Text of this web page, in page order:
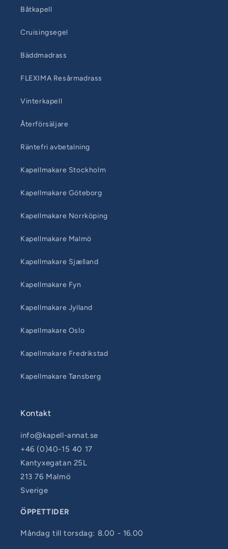
Båtkapell
Cruisingsegel
Bäddmadrass
FLEXIMA Resårmadrass
Vinterkapell
Återförsäljare
Räntefri avbetalning
Kapellmakare Stockholm
Kapellmakare Göteborg
Kapellmakare Norrköping
Kapellmakare Malmö
Kapellmakare Sjælland
Kapellmakare Fyn
Kapellmakare Jylland
Kapellmakare Oslo
Kapellmakare Fredrikstad
Kapellmakare Tønsberg
Kontakt
info@kapell-annat.se
+46 (0)40-15 40 17
Kantyxegatan 25L
213 76 Malmö
Sverige
ÖPPETTIDER
Måndag till torsdag: 8.00 - 16.00